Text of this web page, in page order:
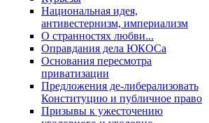
Национальная идея,
антивестернизм, империализм
О странностях любви...
Оправдания дела ЮКОСа
Основания пересмотра
приватизации
Предложения де-либерализовать
Конституцию и публичное право
Призывы к ужесточению